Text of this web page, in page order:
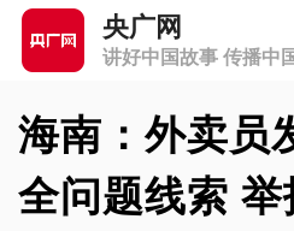
央广网
讲好中国故事 传播中
海南：外卖员
全问题线索